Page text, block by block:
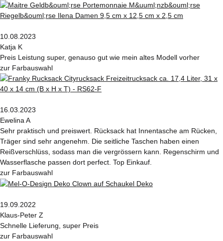
10.08.2023
Katja K
Preis Leistung super, genauso gut wie mein altes Modell vorher
zur Farbauswahl
16.03.2023
Ewelina A
Sehr praktisch und preiswert. Rücksack hat Innentasche am Rücken,
Träger sind sehr angenehm. Die seitliche Taschen haben einen
Reißverschlüss, sodass man die vergrössern kann. Regenschirm und
Wasserflasche passen dort perfect. Top Einkauf.
zur Farbauswahl
19.09.2022
Klaus-Peter Z
Schnelle Lieferung, super Preis
zur Farbauswahl